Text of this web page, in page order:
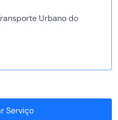
Urbano do
Serviço